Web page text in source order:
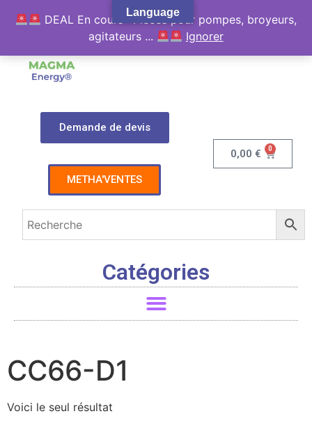
Demande de devis
METHA'VENTES
0,00€ 0
Catégories
CC66-D1
Voici le seul résultat
Language
DEAL En cours : Pièces pour pompes, broyeurs,
agitateurs ...
Ignorer